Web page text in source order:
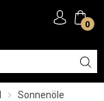
0
Sonnenöle